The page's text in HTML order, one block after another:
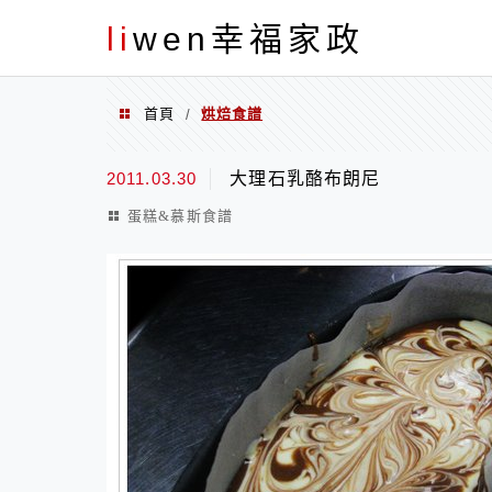
li wen幸福家政
首頁 / 烘焙食譜
烘焙食譜
2011.03.30 大理石乳酪布朗尼
蛋糕&慕斯食譜